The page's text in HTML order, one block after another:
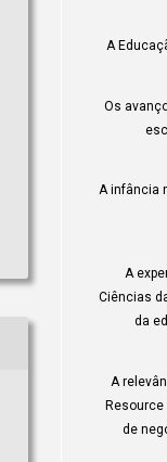
A
Os
A infância
A
Ciências
da
A
Resource
de